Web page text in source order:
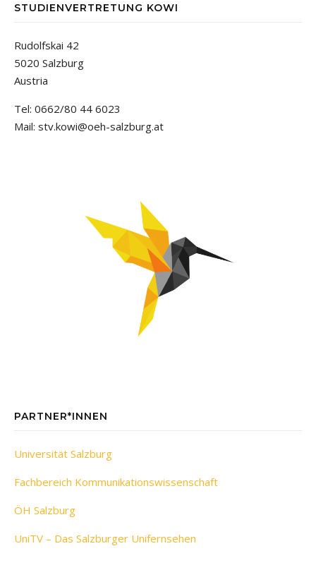
STUDIENVERTRETUNG KOWI
Rudolfskai 42
5020 Salzburg
Austria
Tel: 0662/80 44 6023
Mail: stv.kowi@oeh-salzburg.at
PARTNER*INNEN
Universität Salzburg
Fachbereich Kommunikationswissenschaft
ÖH Salzburg
UniTV – Das Salzburger Unifernsehen